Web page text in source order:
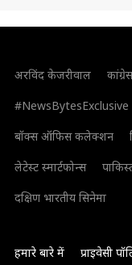
अरविंद केजरीवाल
#NewsBytesExclusive
बॉक्स ऑफिस कलेक्शन
लेटेस्ट स्मार्टफोन्स
दक्षिण भारतीय सिनेमा
हमारे बारे में प्राइवेसी